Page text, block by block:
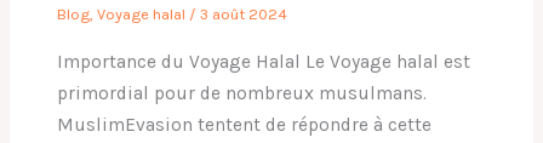
Blog,Voyage halal /3 août 2024
Importance du Voyage Halal Le Voyage halal est
primordial pour de nombreux musulmans.
MuslimEvasion tentent de répondre à cette